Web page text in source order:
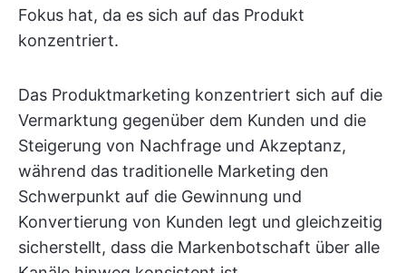
Fokus hat, da es sich auf das Produkt
konzentriert.
Das Produktmarketing konzentriert sich auf die
Vermarktung gegenüber dem Kunden und die
Steigerung von Nachfrage und Akzeptanz,
während das traditionelle Marketing den
Schwerpunkt auf die Gewinnung und
Konvertierung von Kunden legt und gleichzeitig
sicherstellt, dass die Markenbotschaft über alle